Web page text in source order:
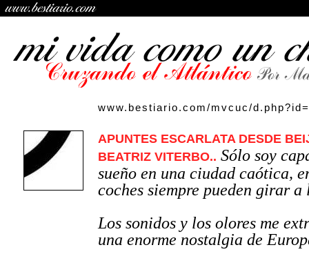
www.bestiario.com/mvcuc/
APUNTES ESCARLATA DESDE
BEATRIZ VITERBO.. Sólo soy
sueño en una ciudad caótica,
coches siempre pueden girar a
Los sonidos y los olores me
una enorme nostalgia de